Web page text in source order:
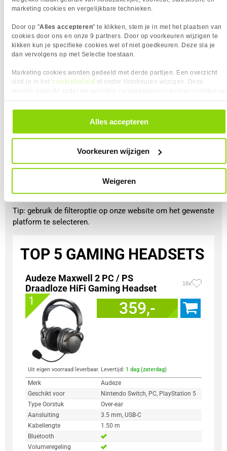
marketing cookies en vergelijkbare technieken.
Door op "Alles accepteren" te klikken, stem je in met het plaatsen van
cookies door ons en onze 9 partners. Door op voorkeuren wijzigen te
kikken kun je specifieke cookies wel of niet goedkeuren. Deze sla je
dan vervolgens op met Selectie toestaan.
Marketing cookies worden gedeeld met derde partijen. Een overzicht
vind je in het cookiebeleid of onder Voorkeuren wijzigen. Deze
alle cookies. Je kunt je gegeven toestemming altijd intrekken, dit doe je
door in de footer van onze website te klikken op ‘Cookievoorkeuren’
Alles accepteren
Voorkeuren wijzigen
Weigeren
Game je op meerdere platforms en wil je een
multifunctionele gaming headset? Dan kan je ook kijken
headsets ondersteunen namelijk meerdere platforms.
Bekijk dit wel altijd goed, want niet elk platform heeft
dezelfde functies.
Het kan voorkomen dat de pc-versie wel surroundgeluid
ondersteunt, maar als je de gaming headset bijvoorbeeld op
een Xbox wilt aansluiten, werkt dit mogelijk niet en heb je
alleen een stereogeluidsweergave.
Tip: gebruik de filteroptie op onze website om het gewenste
platform te selecteren.
TOP 5 GAMING HEADSETS
Audeze Maxwell 2 PC / PS
Draadloze HiFi Gaming Headset
18x
1 359,-
Uit eigen voorraad leverbaar. Levertijd: 1 dag (zaterdag)
Merk
Audeze
Geschikt voor
Nintendo Switch, PC, PlayStation 5
Type Oorstuk
Over-ear
Aansluiting
3.5 mm, USB-C
Kabellengte
1.50 m
Bluetooth
Volumeregeling